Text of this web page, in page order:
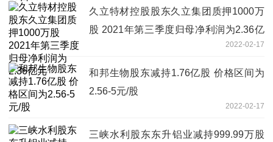
久立特材控股股东久立集团质押1000万
股 2021年第三季度归母净利润为2.36亿
2022-02-17
和邦生物股东减持1.76亿股 价格区间为
2.56-5元/股
2022-02-17
三峡水利股东东升铝业减持999.99万股